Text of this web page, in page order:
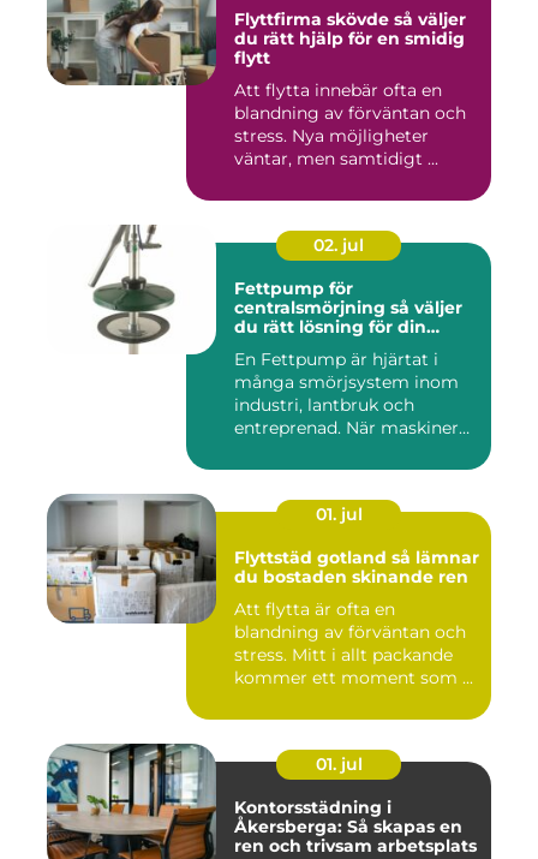
Flyttfirma skövde så väljer
du rätt hjälp för en smidig
flytt
Att flytta innebär ofta en
blandning av förväntan och
stress. Nya möjligheter
väntar, men samtidigt ...
02. jul
Fettpump för
centralsmörjning så väljer
du rätt lösning för din
En Fettpump är hjärtat i
många smörjsystem inom
industri, lantbruk och
entreprenad. När maskiner
01. jul
Flyttstäd gotland så lämnar
du bostaden skinande ren
Att flytta är ofta en
blandning av förväntan och
stress. Mitt i allt packande
kommer ett moment som ...
01. jul
Kontorsstädning i
Åkersberga: Så skapas en
ren och trivsam arbetsplats